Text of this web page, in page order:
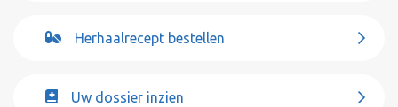
Herhaalrecept bestellen
Uw dossier inzien